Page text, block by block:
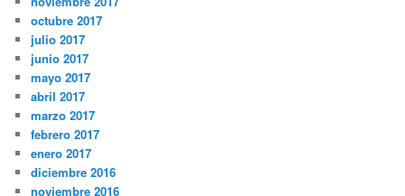
octubre 2017
julio 2017
junio 2017
mayo 2017
abril 2017
marzo 2017
febrero 2017
enero 2017
diciembre 2016
noviembre 2016